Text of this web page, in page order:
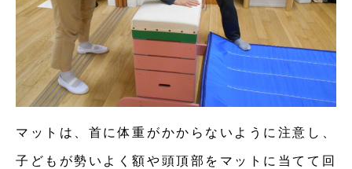
マットは、首に体重がかからないように注意し、
子どもが勢いよく額や頭頂部をマットに当てて回